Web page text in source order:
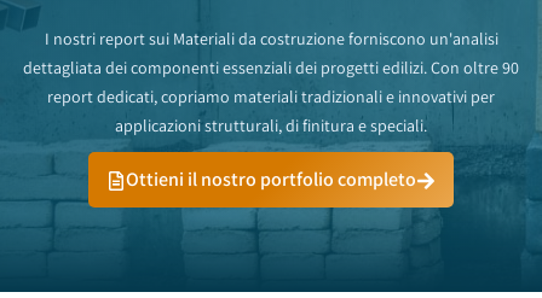
I nostri report sui Materiali da costruzione forniscono un'analisi
dettagliata dei componenti essenziali dei progetti edilizi. Con oltre 90
report dedicati, copriamo materiali tradizionali e innovativi per
applicazioni strutturali, di finitura e speciali.
Ottieni il nostro portfolio completo